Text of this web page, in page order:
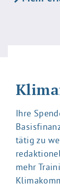
Ihre
tätig zu
mehr